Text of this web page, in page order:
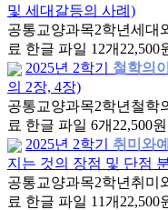
및 세대갈등의 사례)
공통교양과목2학년세대
료 한글 파일 12개 22,500
2025년 2학기
철학의
의 2장, 4장)
공통교양과목2학년 철학
료 한글 파일 6개 22,500원
2025년 2학기
취미와
지는 것의 장점 및 단점
공통교양과목2학년 취미
료 한글 파일 11개 22,500